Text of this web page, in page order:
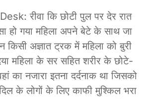
रीवा कि छोटी पुल पर देर रात
हो गया महिला अपने बेटे के साथ जा
किसी अज्ञात ट्रक में महिला को बुरी
महिला के सर सहित शरीर के छोटे-
का नजारा इतना दर्दनाक था जिसको
के लोगों के लिए काफी मुश्किल भरा